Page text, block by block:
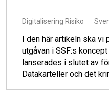
Digitalisering Risiko
I den här artikeln ska
utgåvan i SSF:s
lanserades i slutet av
Datakarteller och det